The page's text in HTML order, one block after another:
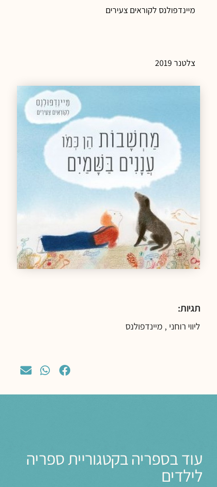
מיינדפולנס לקוראים צעירים
צלטנר 2019
תגיות:
ליווי רוחני , מיינדפולנס
עוד בספריה בקטגוריית ספריה
לילדים